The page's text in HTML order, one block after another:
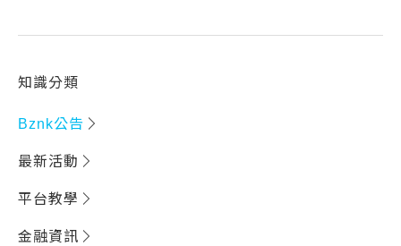
知識分類
Bznk公告
最新活動
平台教學
金融資訊